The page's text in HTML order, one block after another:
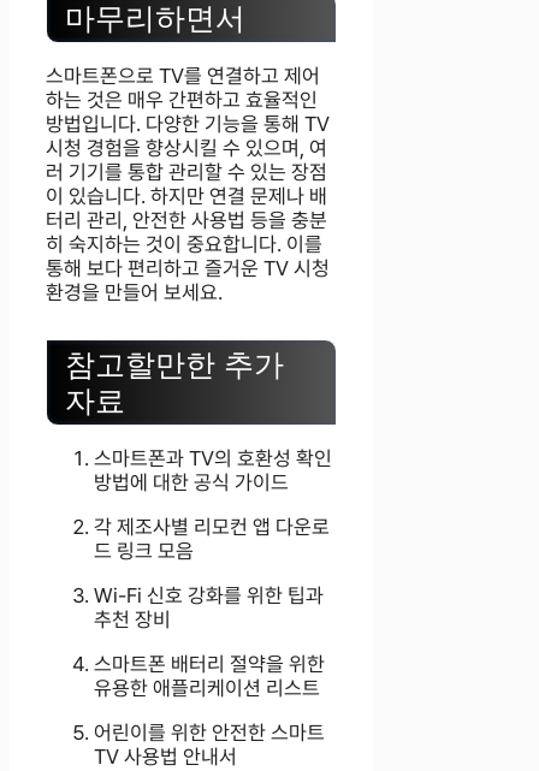
마무리하면서
스마트폰으로 TV를 연결하고 제어
하는 것은 매우 간편하고 효율적인
방법입니다. 다양한 기능을 통해 TV
시청 경험을 향상시킬 수 있으며, 여
러 기기를 통합 관리할 수 있는 장점
이 있습니다. 하지만 연결 문제나 배
터리 관리, 안전한 사용법 등을 충분
히 숙지하는 것이 중요합니다. 이를
통해 보다 편리하고 즐거운 TV 시청
환경을 만들어 보세요.
참고할만한 추가
자료
스마트폰과 TV의 호환성 확인
방법에 대한 공식 가이드
각 제조사별 리모컨 앱 다운로
드 링크 모음
Wi-Fi 신호 강화를 위한 팁과
추천 장비
스마트폰 배터리 절약을 위한
유용한 애플리케이션 리스트
어린이를 위한 안전한 스마트
TV 사용법 안내서